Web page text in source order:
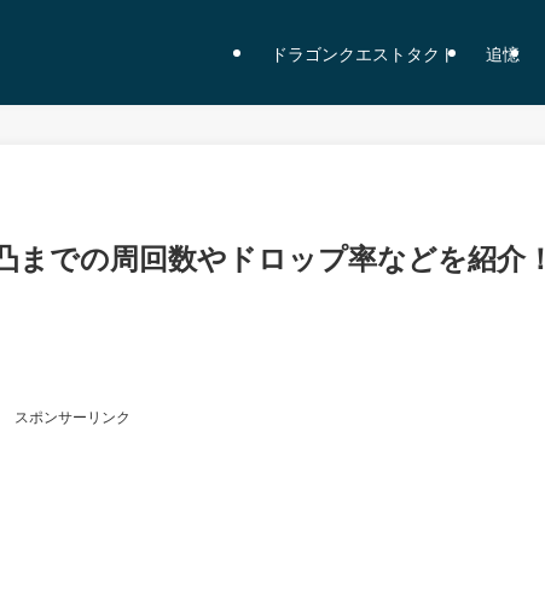
ドラゴンクエストタクト 追憶
までの周回数やドロップ率などを紹介！
スポンサーリンク